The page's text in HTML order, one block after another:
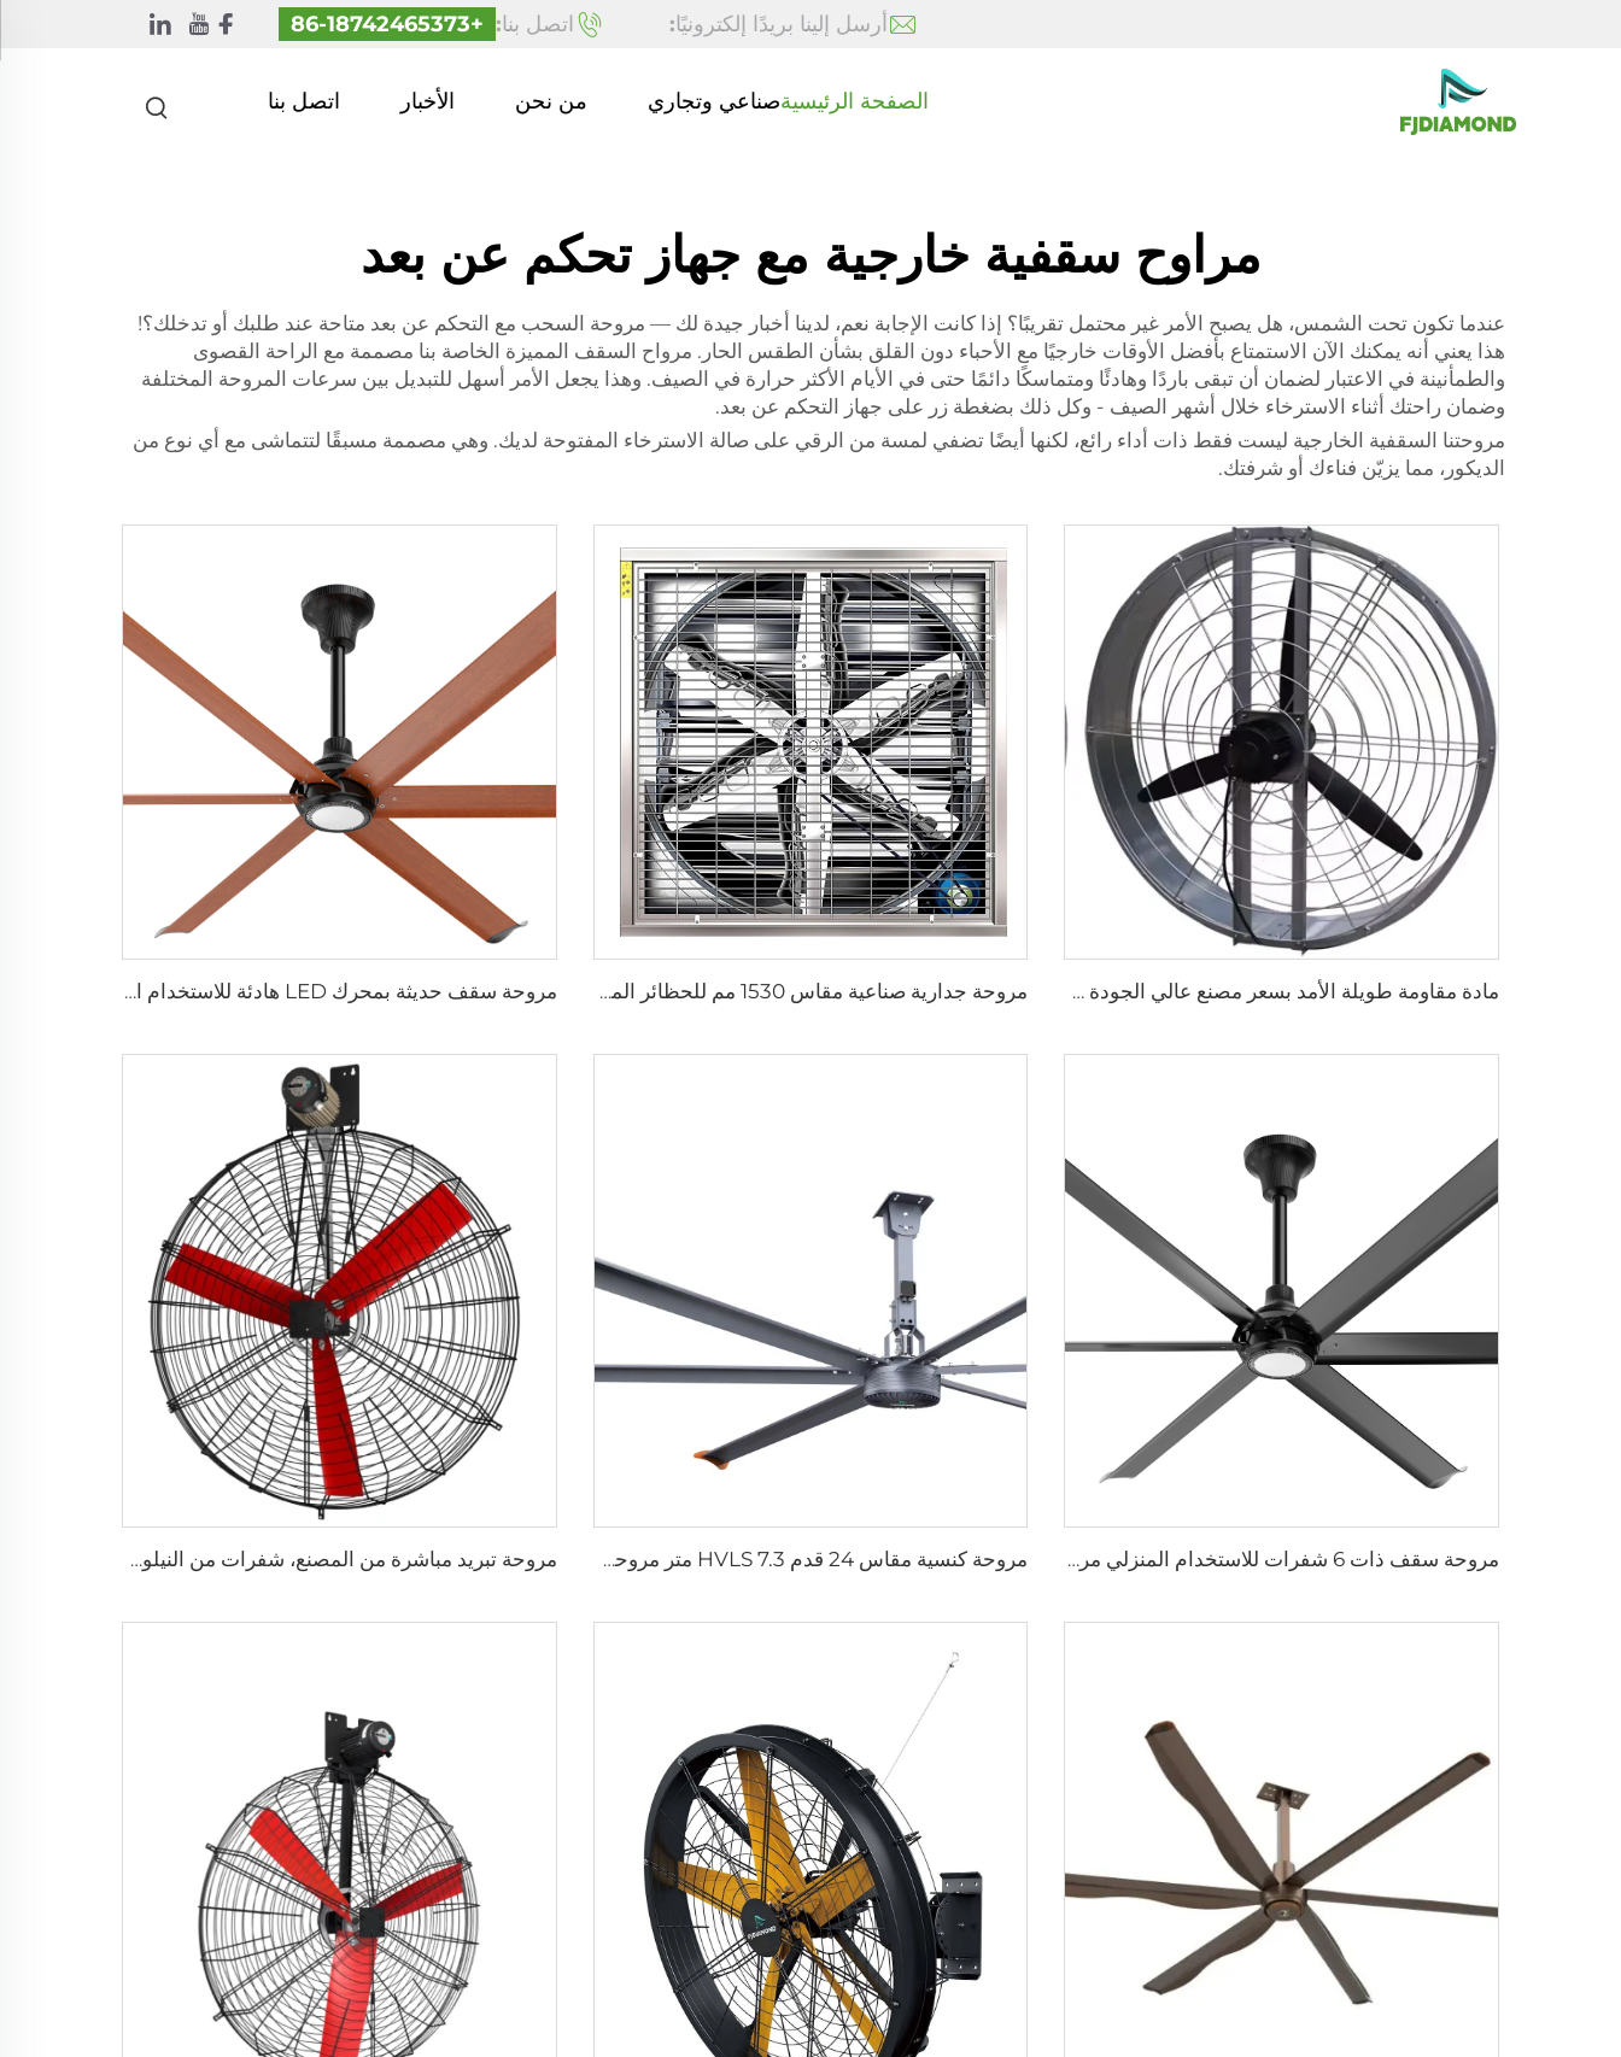
أرسل إلينا بريدًا إلكترونيًا: اتصل بنا: +86-18742465373
الصفحة الرئيسيةصناعي وتجاري من نحن الأخبار اتصل بنا
مراوح سقفية خارجية مع جهاز تحكم عن بعد
عندما تكون تحت الشمس، هل يصبح الأمر غير محتمل تقريبًا؟ إذا كانت الإجابة نعم، لدينا أخبار جيدة لك — مروحة السحب مع التحكم عن بعد متاحة عند طلبك أو تدخلك؟!
هذا يعني أنه يمكنك الآن الاستمتاع بأفضل الأوقات خارجيًا مع الأحباء دون القلق بشأن الطقس الحار. مرواح السقف المميزة الخاصة بنا مصممة مع الراحة القصوى
والطمأنينة في الاعتبار لضمان أن تبقى باردًا وهادئًا ومتماسكًا دائمًا حتى في الأيام الأكثر حرارة في الصيف. وهذا يجعل الأمر أسهل للتبديل بين سرعات المروحة المختلفة
وضمان راحتك أثناء الاسترخاء خلال أشهر الصيف - وكل ذلك بضغطة زر على جهاز التحكم عن بعد.
مروحتنا السقفية الخارجية ليست فقط ذات أداء رائع، لكنها أيضًا تضفي لمسة من الرقي على صالة الاسترخاء المفتوحة لديك. وهي مصممة مسبقًا لتتماشى مع أي نوع من
الديكور، مما يزيّن فناءك أو شرفتك.
مادة مقاومة طويلة الأمد بسعر مصنع عالي الجودة 950 مم مروحة تهوية جدارية دائرية لمزرعة الأبقار مروحة جدارية صناعية مقاس 1530 مم للحظائر المغلفة بالزنك والمصنوعة من الفولاذ المقاوم للصدأ مروحة سقف حديثة بمحرك LED هادئة للاستخدام المنزلي تحكم عن بعد للغرفة المعيشة والغرف Wholesale
مروحة سقف ذات 6 شفرات للاستخدام المنزلي مروحة تجارية لمكتب وغرفة المعيشة بمروحة سقف LED مروحة كنسية مقاس 24 قدم HVLS 7.3 متر مروحة سقف صناعية كهربائية كبيرة للتهوية مروحة تبريد مباشرة من المصنع، شفرات من النيلون، محرك 380 فولت، مناسبة لاستخدامها في مستودعات الألبان، مثبتة على الجدران لتبريد مزارع الأبقار